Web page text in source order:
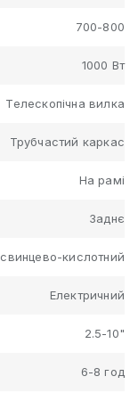
700-800
1000 Вт
Телескопічна вилка
Трубчастий каркас
На рамі
Заднє
свинцево-кислотний
Електричний
2.5-10"
6-8 год